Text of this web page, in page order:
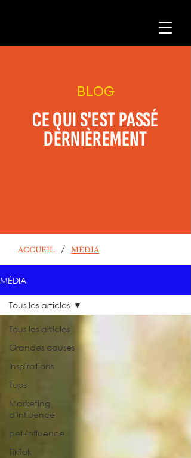
BLOG
CE QUI S'EST PASSÉ
DERNIÈREMENT
ACCUEIL / MÉDIA
MÉDIA
Tous les articles
Grandes causes
Inspirations
Tops
Marketing
d'influence
pet-influence
TikTok
Tous les articles